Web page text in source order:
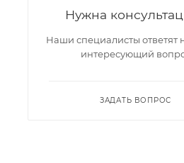
Нужна
Наши специалисты ответят
интересующий
ЗАДАТЬ ВОПРОС